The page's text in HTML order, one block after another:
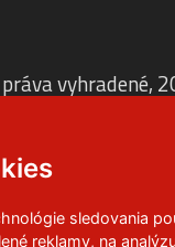
sledovania
reklamy, na
vyhradené,